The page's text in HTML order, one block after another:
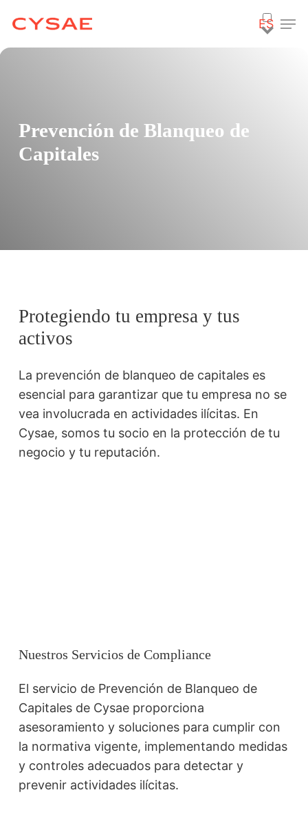
main
ES
Prevención de Blanqueo de
Capitales
Protegiendo tu empresa y tus
activos
La prevención de blanqueo de capitales es
esencial para garantizar que tu empresa no se
vea involucrada en actividades ilícitas. En
Cysae, somos tu socio en la protección de tu
negocio y tu reputación.
Nuestros Servicios de Compliance
El servicio de Prevención de Blanqueo de
Capitales de Cysae proporciona
asesoramiento y soluciones para cumplir con
la normativa vigente, implementando medidas
y controles adecuados para detectar y
prevenir actividades ilícitas.